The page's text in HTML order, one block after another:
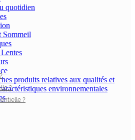
quotidien
Sommeil
produits relatives aux qualités et
environnementales
?
?